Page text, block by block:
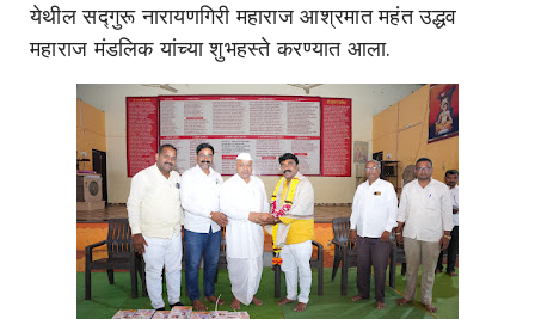
येथील सद्गुरू नारायणगिरी महाराज आश्रमात महंत उद्धव
महाराज मंडलिक यांच्या शुभहस्ते करण्यात आला.